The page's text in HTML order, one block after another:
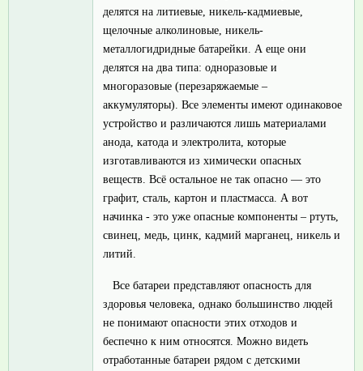
делятся на литиевые, никель-кадмиевые,
щелочные алколиновые, никель-
металлогидридные батарейки. А еще они
делятся на два типа: одноразовые и
многоразовые (перезаряжаемые –
аккумуляторы). Все элементы имеют одинаковое
устройство и различаются лишь материалами
анода, катода и электролита, которые
изготавливаются из химически опасных
веществ. Всё остальное не так опасно — это
графит, сталь, картон и пластмасса. А вот
начинка - это уже опасные компоненты – ртуть,
свинец, медь, цинк, кадмий марганец, никель и
литий.
Все батареи представляют опасность для
здоровья человека, однако большинство людей
не понимают опасности этих отходов и
беспечно к ним относятся. Можно видеть
отработанные батареи рядом с детскими